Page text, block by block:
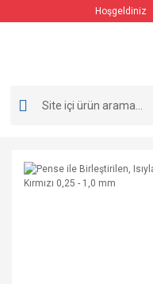
Hoşgeldiniz